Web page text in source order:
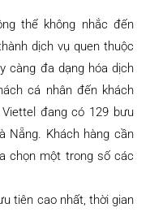
thể không nhắc đến
dịch vụ quen thuộc
càng đa dạng hóa dịch
cá nhân đến khách
đang có 129 bưu
Nẵng. Khách hàng cần
chọn một trong số các
tiên cao nhất, thời gian